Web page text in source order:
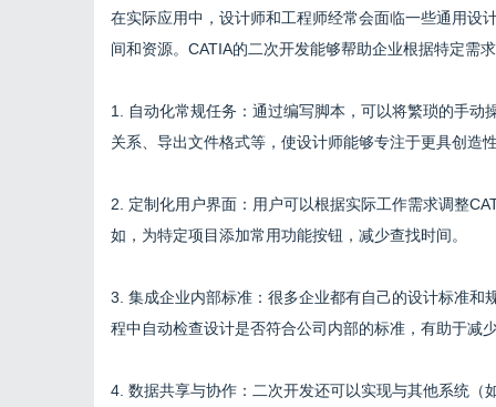
在实际应用中，设计师和工程师经常会面临一些通用设
间和资源。CATIA的二次开发能够帮助企业根据特定需
1. 自动化常规任务：通过编写脚本，可以将繁琐的手
关系、导出文件格式等，使设计师能够专注于更具创造
2. 定制化用户界面：用户可以根据实际工作需求调整
如，为特定项目添加常用功能按钮，减少查找时间。
3. 集成企业内部标准：很多企业都有自己的设计标准
程中自动检查设计是否符合公司内部的标准，有助于减
4. 数据共享与协作：二次开发还可以实现与其他系统